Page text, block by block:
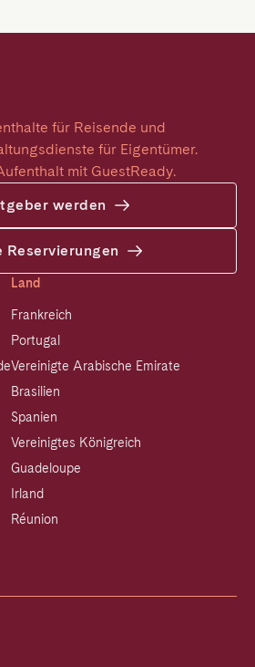
für Reisende und
für Eigentümer.
mit GuestReady.
werden
Reservierungen
Land
Frankreich
Portugal
Vereinigte Arabische Emirate
Brasilien
Spanien
Vereinigtes Königreich
Guadeloupe
Irland
Réunion